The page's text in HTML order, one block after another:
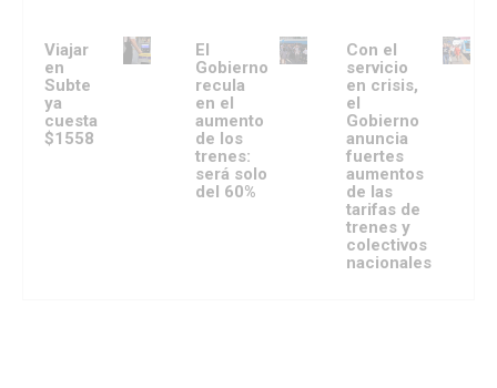
Viajar
en
Subte
ya
cuesta
$1558
El
Gobierno
recula
en el
aumento
de los
trenes:
será solo
del 60%
Con el
servicio
en crisis,
el
Gobierno
anuncia
fuertes
aumentos
de las
tarifas de
trenes y
colectivos
nacionales